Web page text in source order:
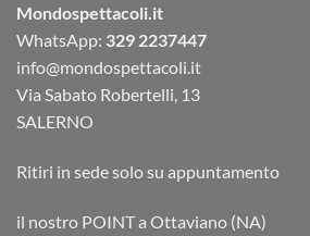
Mondospettacoli.it
WhatsApp: 329 2237447
info@mondospettacoli.it
Via Sabato Robertelli, 13
SALERNO
Ritiri in sede solo su appuntamento
il nostro POINT a Ottaviano (NA)